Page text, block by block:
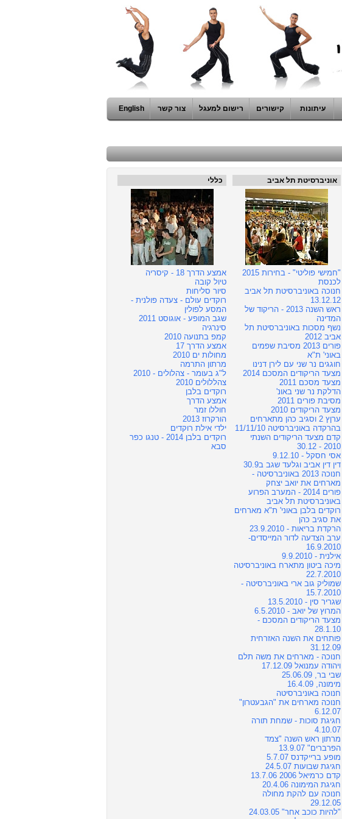
עיתונות קישורים רישום למעגל צור קשר English
אוניברסיטת תל אביב
"חמישי פוליטי" - בחירות 2015
לכנסת
חנוכה באוניברסיטת תל אביב
13.12.12
ראש השנה 2013 - הריקוד של
המדינה
נשף מסכות באוניברסיטת תל
אביב 2012
פורים 2013 מסיבת שפמים
באוני' ת"א
חוגגים נר שני עם לירן דנינו
מצעד הריקודים המסכם 2014
מצעד מסכם 2011
הדלקת נר שני באונ'
מסיבת פורים 2011
מצעד הריקודים 2010
ערןץ 2 וסגיב כהן מתארחים
בהרקדה באוניברסיטה 11/11/10
קדם מצעד הריקודים השנתי
2010 - 30.12
אסי חסקל - 9.12.10
דין דין אביב וגלעד שגב ב30.9
חנוכה 2013 באוניברסיטה -
מארחים את יואב יצחק
פורים 2014 - המערב הפרוע
באוניברסיטת תל אביב
רוקדים בלבן באוני' ת"א מארחים
את סגיב כהן
הרקדת בריאות - 23.9.2010
ערב הצדעה לדור המייסדים-
16.9.2010
אילנית - 9.9.2010
מיכה ביטון מתארח באוניברסיטה
22.7.2010
שמוליק גוב ארי באוניברסיטה -
15.7.2010
שגריר סין - 13.5.2010
המרוץ של יואב - 6.5.2010
מצעד הריקודים המסכם -
28.1.10
פותחים את השנה האזרחית
31.12.09
חנוכה - מארחים את משה תלם
ויהודה עמנואל 17.12.09
שבי בר, 25.06.09
מימונה, 16.4.09
חנוכה באוניברסיטה
חנוכה מארחים את "הגבעטרון"
6.12.07
חגיגת סוכות - שמחת תורה
4.10.07
מרתון ראש השנה "צמד
הפרברים" 13.9.07
מופע ברייקדנס 5.7.07
חגיגת שבועות 24.5.07
קדם כרמיאל 2006 13.7.06
חגיגת המימונה 20.4.06
חנוכה עם להקת מחולה
29.12.05
"להיות כוכב אחר" 24.03.05
כללי
אמצע הדרך 18 - קיסריה
טיול קובה
סיור סליחות
רוקדים עולם - צעדה פולנית -
המסע לפולין
שגב המופע - אוגוסט 2011
סינרגיה
קמפ בתנועה 2010
אמצע הדרך 17
מחולות ים 2010
מרתון התרמה
ל"ג בעומר - צהלולים - 2010
צהללולים 2010
רוקדים בלבן
אמצע הדרך
חוללו זמר
הורקרוז 2013
ילדי אילת רוקדים
רוקדים בלבן 2014 - טנגו כפר
סבא